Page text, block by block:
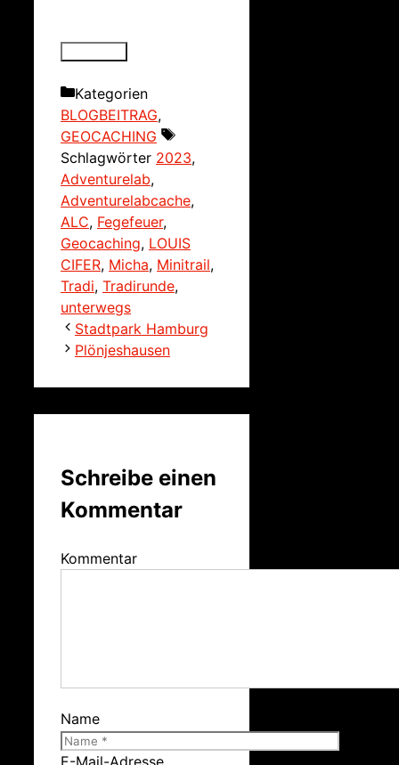
Kategorien
BLOGBEITRAG,
GEOCACHING
Schlagwörter 2023,
Adventurelab,
Adventurelabcache,
ALC, Fegefeuer,
Geocaching, LOUIS
CIFER, Micha, Minitrail,
Tradi, Tradirunde,
unterwegs
Stadtpark Hamburg
Plönjeshausen
Schreibe einen
Kommentar
Kommentar
Name
E-Mail-Adresse